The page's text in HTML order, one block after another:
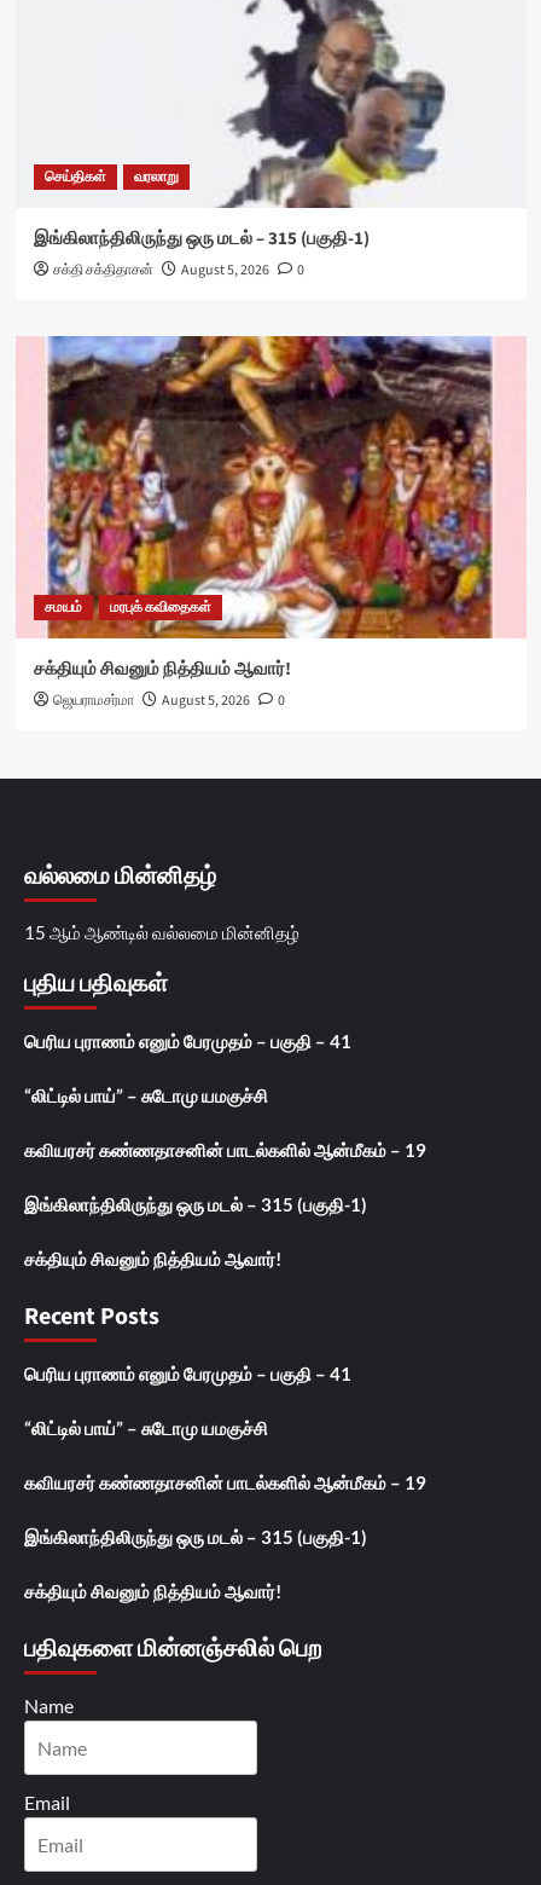
செய்திகள் வரலாறு
இங்கிலாந்திலிருந்து ஒரு மடல் – 315 (பகுதி-1)
சக்தி சக்திதாசன் August 5, 2026 0
சமயம் மரபுக் கவிதைகள்
சக்தியும் சிவனும் நித்தியம் ஆவார்!
ஜெயராமசர்மா August 5, 2026 0
வல்லமை மின்னிதழ்
15 ஆம் ஆண்டில் வல்லமை மின்னிதழ்
புதிய பதிவுகள்
பெரிய புராணம் எனும் பேரமுதம் – பகுதி – 41
“லிட்டில் பாய்” – சுடோமு யமகுச்சி
கவியரசர் கண்ணதாசனின் பாடல்களில் ஆன்மீகம் – 19
இங்கிலாந்திலிருந்து ஒரு மடல் – 315 (பகுதி-1)
சக்தியும் சிவனும் நித்தியம் ஆவார்!
Recent Posts
பெரிய புராணம் எனும் பேரமுதம் – பகுதி – 41
“லிட்டில் பாய்” – சுடோமு யமகுச்சி
கவியரசர் கண்ணதாசனின் பாடல்களில் ஆன்மீகம் – 19
இங்கிலாந்திலிருந்து ஒரு மடல் – 315 (பகுதி-1)
சக்தியும் சிவனும் நித்தியம் ஆவார்!
பதிவுகளை மின்னஞ்சலில் பெற
Name
Email